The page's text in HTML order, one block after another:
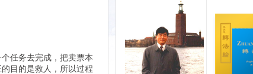
任务去完成，把卖票本
目的是救人，所以过程